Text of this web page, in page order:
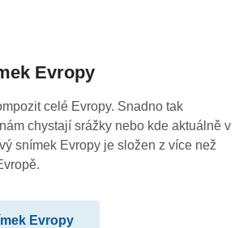
Evropy
celé Evropy. Snadno tak
chystají srážky nebo kde aktuálně v
snímek Evropy je složen z více než
Evropy